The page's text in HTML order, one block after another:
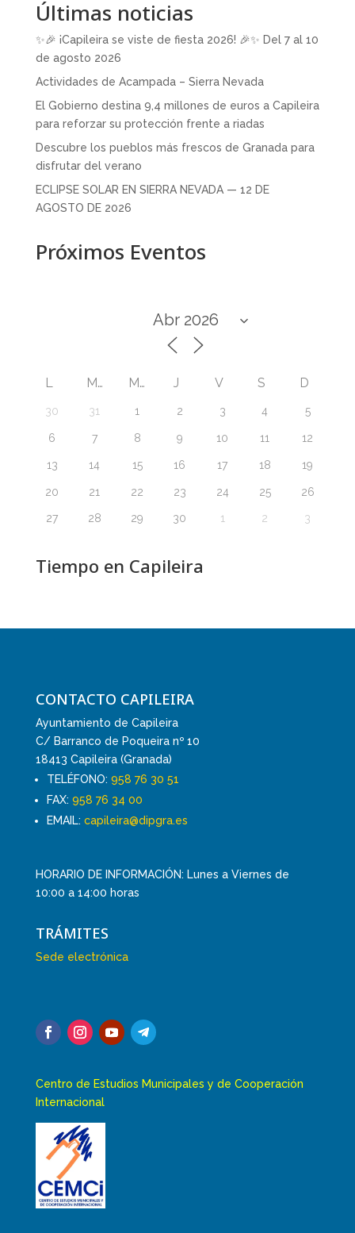
Últimas noticias
✨🎉 ¡Capileira se viste de fiesta 2026! 🎉✨ Del 7 al 10
de agosto 2026
Actividades de Acampada – Sierra Nevada
El Gobierno destina 9,4 millones de euros a Capileira
para reforzar su protección frente a riadas
Descubre los pueblos más frescos de Granada para
disfrutar del verano
ECLIPSE SOLAR EN SIERRA NEVADA — 12 DE
AGOSTO DE 2026
Próximos Eventos
L M M J V S D
30 31 1 2 3 4 5
6 7 8 9 10 11 12
13 14 15 16 17 18 19
20 21 22 23 24 25 26
27 28 29 30 1 2 3
Tiempo en Capileira
CONTACTO CAPILEIRA
Ayuntamiento de Capileira
C/ Barranco de Poqueira nº 10
18413 Capileira (Granada)
TELÉFONO: 958 76 30 51
FAX: 958 76 34 00
EMAIL: capileira@dipgra.es
HORARIO DE INFORMACIÓN: Lunes a Viernes de
10:00 a 14:00 horas
TRÁMITES
Sede electrónica
Centro de Estudios Municipales y de Cooperación
Internacional